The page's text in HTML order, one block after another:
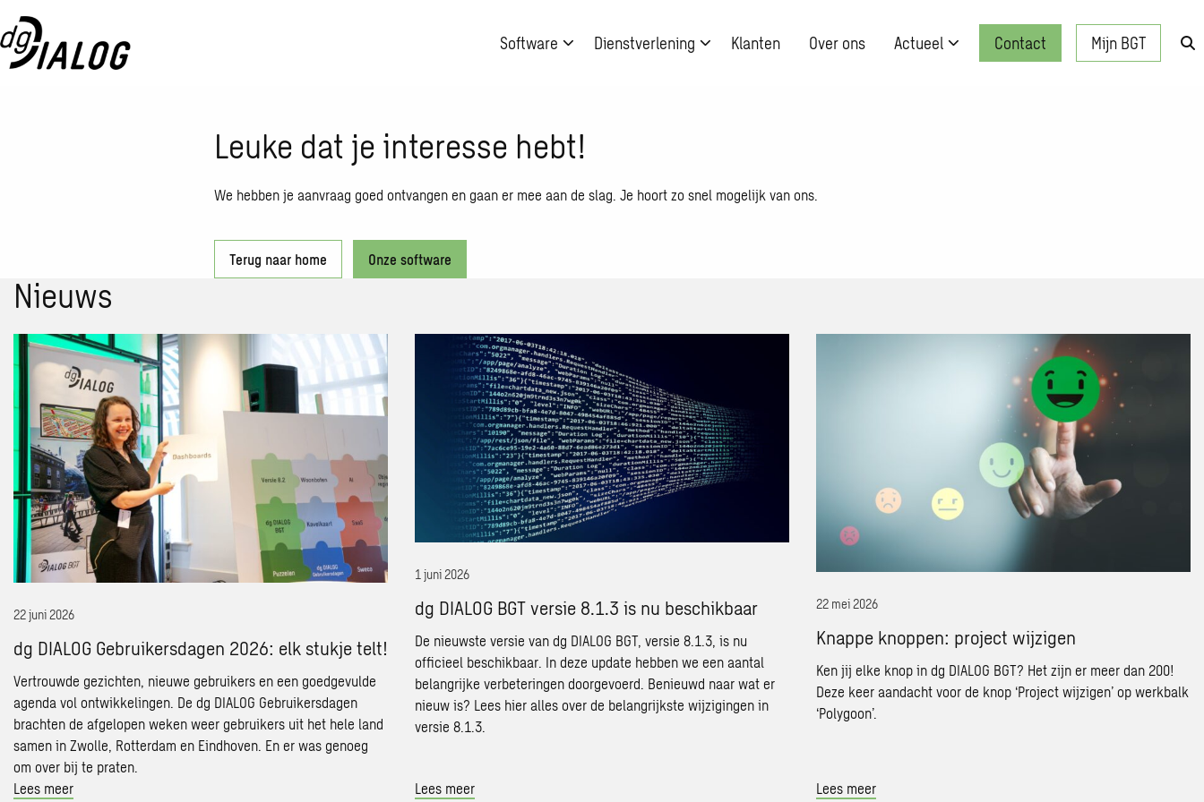
Software Dienstverlening Klanten Over ons Actueel Contact Mijn BGT
Leuke dat je interesse hebt!
We hebben je aanvraag goed ontvangen en gaan er mee aan de slag. Je hoort zo snel mogelijk van ons.
Terug naar home Onze software
Nieuws
22 juni 2026
dg DIALOG Gebruikersdagen 2026: elk stukje telt!
Vertrouwde gezichten, nieuwe gebruikers en een goedgevulde
agenda vol ontwikkelingen. De dg DIALOG Gebruikersdagen
brachten de afgelopen weken weer gebruikers uit het hele land
samen in Zwolle, Rotterdam en Eindhoven. En er was genoeg
om over bij te praten.
Lees meer
Lees
meer
over
dg
DIALOG
Gebruikersdagen
2026:
elk
stukje
telt!
1 juni 2026
dg DIALOG BGT versie 8.1.3 is nu beschikbaar
De nieuwste versie van dg DIALOG BGT, versie 8.1.3, is nu
officieel beschikbaar. In deze update hebben we een aantal
belangrijke verbeteringen doorgevoerd. Benieuwd naar wat er
nieuw is? Lees hier alles over de belangrijkste wijzigingen in
versie 8.1.3.
Lees meer
22 mei 2026
Knappe knoppen: project wijzigen
Ken jij elke knop in dg DIALOG BGT? Het zijn er meer dan 200!
Deze keer aandacht voor de knop ‘Project wijzigen’ op werkbalk
‘Polygoon’.
Lees meer